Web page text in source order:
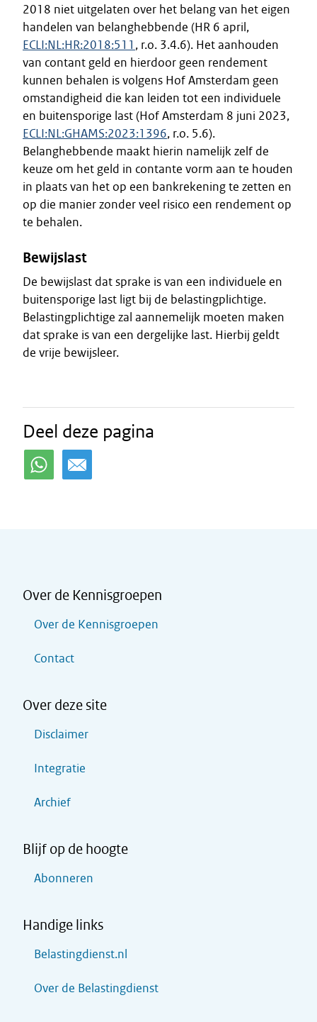
2018 niet uitgelaten over het belang van het eigen
handelen van belanghebbende (HR 6 april,
ECLI:NL:HR:2018:511 , r.o. 3.4.6). Het aanhouden
van contant geld en hierdoor geen rendement
kunnen behalen is volgens Hof Amsterdam geen
omstandigheid die kan leiden tot een individuele
en buitensporige last (Hof Amsterdam 8 juni 2023,
ECLI:NL:GHAMS:2023:1396, r.o. 5.6).
Belanghebbende maakt hierin namelijk zelf de
keuze om het geld in contante vorm aan te houden
in plaats van het op een bankrekening te zetten en
op die manier zonder veel risico een rendement op
te behalen.
Bewijslast
De bewijslast dat sprake is van een individuele en
buitensporige last ligt bij de belastingplichtige.
Belastingplichtige zal aannemelijk moeten maken
dat sprake is van een dergelijke last. Hierbij geldt
de vrije bewijsleer.
Deel deze pagina
Over de Kennisgroepen
Over de Kennisgroepen
Contact
Over deze site
Disclaimer
Integratie
Archief
Blijf op de hoogte
Abonneren
Handige links
Belastingdienst.nl
Over de Belastingdienst